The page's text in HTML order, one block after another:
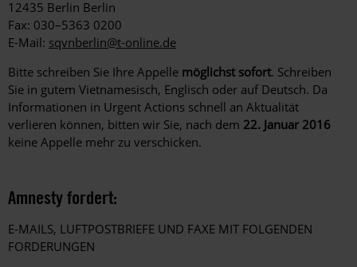
12435 Berlin Berlin
Fax: 030–5363 0200
E-Mail: sqvnberlin@t-online.de
Bitte schreiben Sie Ihre Appelle möglichst sofort. Schreiben
Sie in gutem Vietnamesisch, Englisch oder auf Deutsch. Da
Informationen in Urgent Actions schnell an Aktualität
verlieren können, bitten wir Sie, nach dem 22. Januar 2016
keine Appelle mehr zu verschicken.
Amnesty fordert:
E-MAILS, LUFTPOSTBRIEFE UND FAXE MIT FOLGENDEN
FORDERUNGEN